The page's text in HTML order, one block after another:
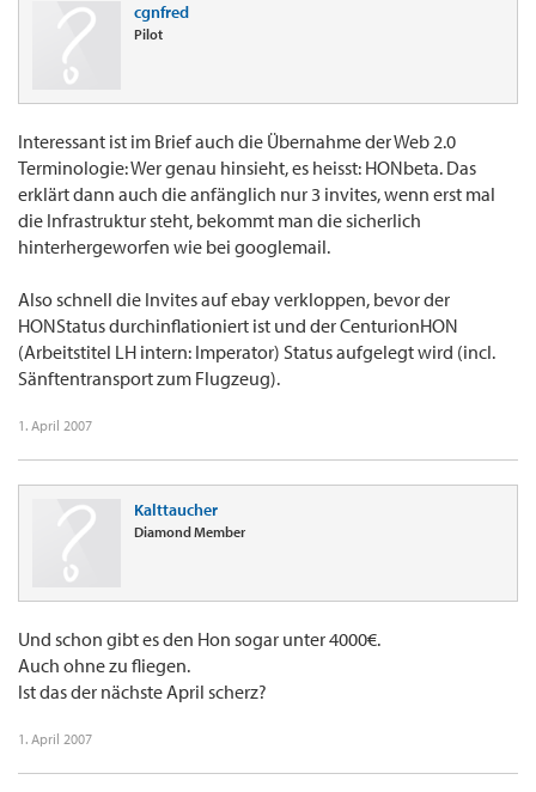
cgnfred
Pilot
Interessant ist im Brief auch die Übernahme der Web 2.0
Terminologie: Wer genau hinsieht, es heisst: HONbeta. Das
erklärt dann auch die anfänglich nur 3 invites, wenn erst mal
die Infrastruktur steht, bekommt man die sicherlich
hinterhergeworfen wie bei googlemail.
Also schnell die Invites auf ebay verkloppen, bevor der
HONStatus durchinflationiert ist und der CenturionHON
(Arbeitstitel LH intern: Imperator) Status aufgelegt wird (incl.
Sänftentransport zum Flugzeug).
1. April 2007
Kalttaucher
Diamond Member
Und schon gibt es den Hon sogar unter 4000€.
Auch ohne zu fliegen.
Ist das der nächste April scherz?
1. April 2007